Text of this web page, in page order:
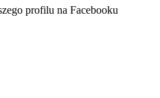
nowej karcieprofilu na Facebooku